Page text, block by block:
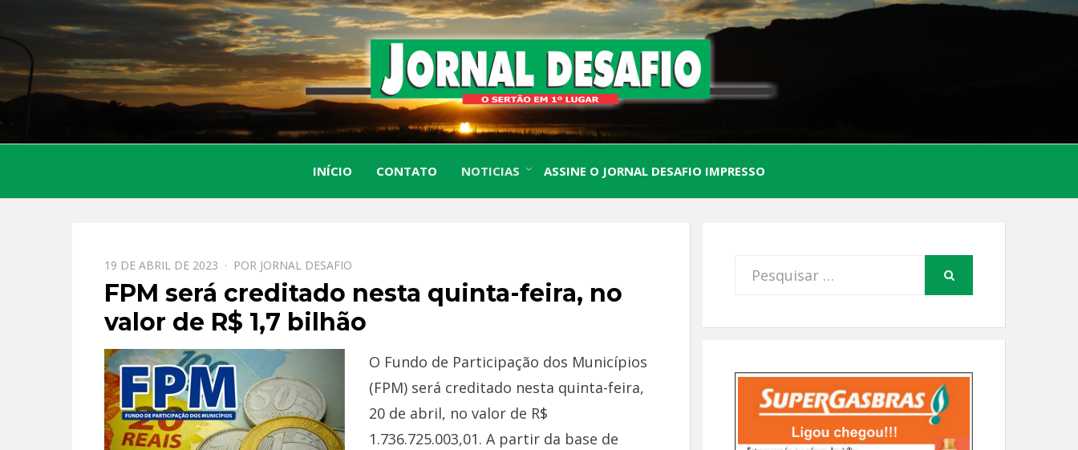
JORNAL
DESAFIO
O Sertão em 1º Lugar
INÍCIO CONTATO NOTICIAS ASSINE O JORNAL DESAFIO IMPRESSO
PPOSTADO
EM
19 DE ABRIL DE 2023 POR JORNAL DESAFIO
FPM será creditado nesta quinta-feira, no
valor de R$ 1,7 bilhão
O Fundo de Participação dos Municípios
(FPM) será creditado nesta quinta-feira,
20 de abril, no valor de R$
1.736.725.003,01. A partir da base de
Procurar